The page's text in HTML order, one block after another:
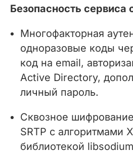
Безопасность сервиса
Многофакторная
одноразовые коды
код на email,
Active Directory,
личный пароль.
Сквозное
SRTP с алгоритмами
библиотекой